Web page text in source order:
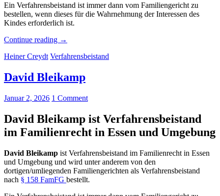
Ein Verfahrensbeistand ist immer dann vom Familiengericht zu
bestellen, wenn dieses für die Wahrnehmung der Interessen des
Kindes erforderlich ist.
Continue reading „Sonja
→
Heiner Creydt Verfahrensbeistand
David Bleikamp
Januar 2, 2026 1 Comment
David Bleikamp ist Verfahrensbeistand
im Familienrecht in Essen und Umgebung
David Bleikamp ist Verfahrensbeistand im Familienrecht in Essen
und Umgebung und wird unter anderem von den
dortigen/umliegenden Familiengerichten als Verfahrensbeistand
nach § 158 FamFG bestellt.